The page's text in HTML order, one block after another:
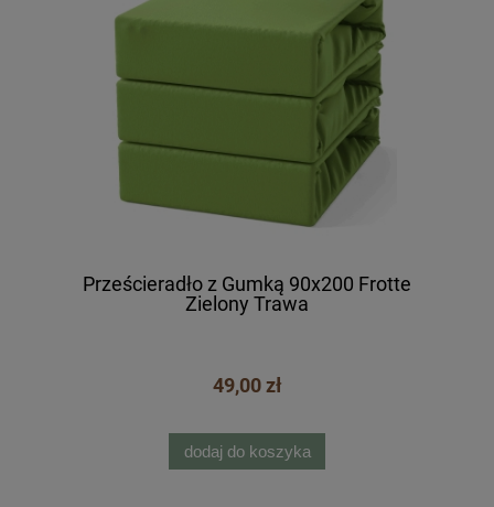
Prześcieradło z Gumką 90x200 Frotte
Zielony Trawa
49,00 zł
dodaj do koszyka